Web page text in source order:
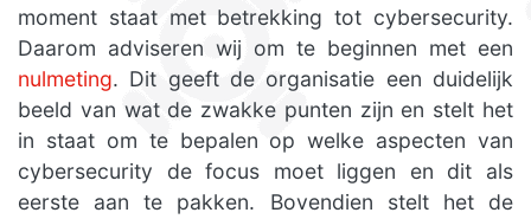
moment staat met betrekking tot cybersecurity.
Daarom adviseren wij om te beginnen met een
nulmeting. Dit geeft de organisatie een duidelijk
beeld van wat de zwakke punten zijn en stelt het
in staat om te bepalen op welke aspecten van
cybersecurity de focus moet liggen en dit als
eerste aan te pakken. Bovendien stelt het de